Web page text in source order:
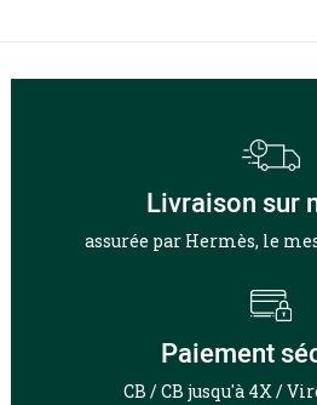
Livraison sur
assurée par Hermès, le
Paiement
CB / CB jusqu'à 4X /